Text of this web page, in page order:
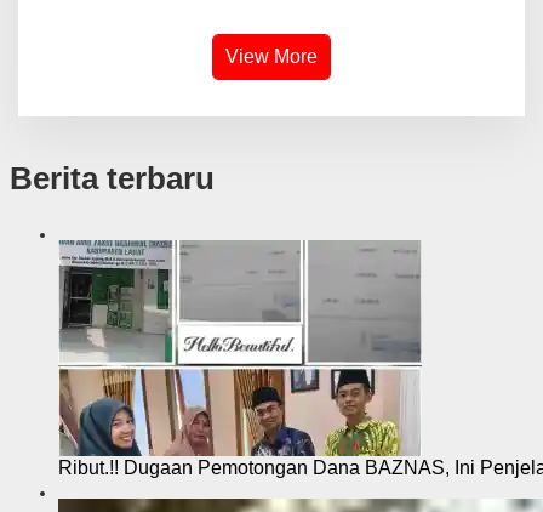
View More
Berita terbaru
Ribut.!! Dugaan Pemotongan Dana BAZNAS, Ini